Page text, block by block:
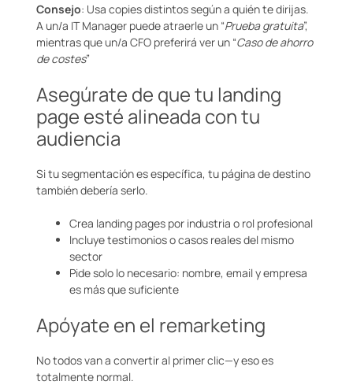
Consejo: Usa copies distintos según a quién te dirijas.
A un/a IT Manager puede atraerle un “Prueba gratuita”,
mientras que un/a CFO preferirá ver un “Caso de ahorro
de costes”
Asegúrate de que tu landing
page esté alineada con tu
audiencia
Si tu segmentación es específica, tu página de destino
también debería serlo.
Crea landing pages por industria o rol profesional
Incluye testimonios o casos reales del mismo
sector
Pide solo lo necesario: nombre, email y empresa
es más que suficiente
Apóyate en el remarketing
No todos van a convertir al primer clic—y eso es
totalmente normal.